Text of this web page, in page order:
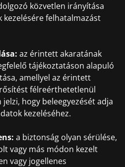
közvetlen irányítása
kezelésére felhatalmazást
az érintett akaratának
tájékoztatáson alapuló
amellyel az érintett
félreérthetetlenül
hogy beleegyezését adja
kezeléséhez.
a biztonság olyan sérülése,
vagy más módon kezelt
vagy jogellenes